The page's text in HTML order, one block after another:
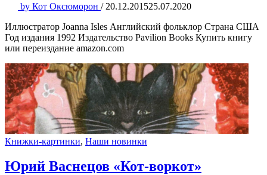
by Кот Оксюморон / 20.12.201525.07.2020
Иллюстратор Joanna Isles Английский фольклор Страна США
Год издания 1992 Издательство Pavilion Books Купить книгу
или переиздание amazon.com
Книжки-картинки, Наши новинки
Юрий Васнецов «Кот-воркот»